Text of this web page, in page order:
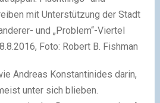
mit Unterstützung der Stadt
und „Problem“-Viertel
Foto: Robert B. Fishman
Andreas Konstantinides darin,
unter sich blieben.